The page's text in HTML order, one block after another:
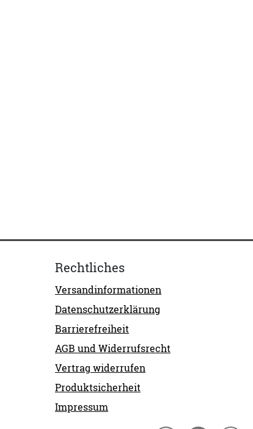
Rechtliches
Versandinformationen
Datenschutzerklärung
Barrierefreiheit
AGB und Widerrufsrecht
Vertrag widerrufen
Produktsicherheit
Impressum